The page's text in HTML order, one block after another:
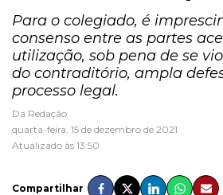
Para o colegiado, é
consenso entre as partes
utilização, sob pena de se
do contraditório, ampla
processo legal.
Da Redação
quarta-feira, 15 de dezembro de 2021
Atualizado às 13:50
Compartilhar